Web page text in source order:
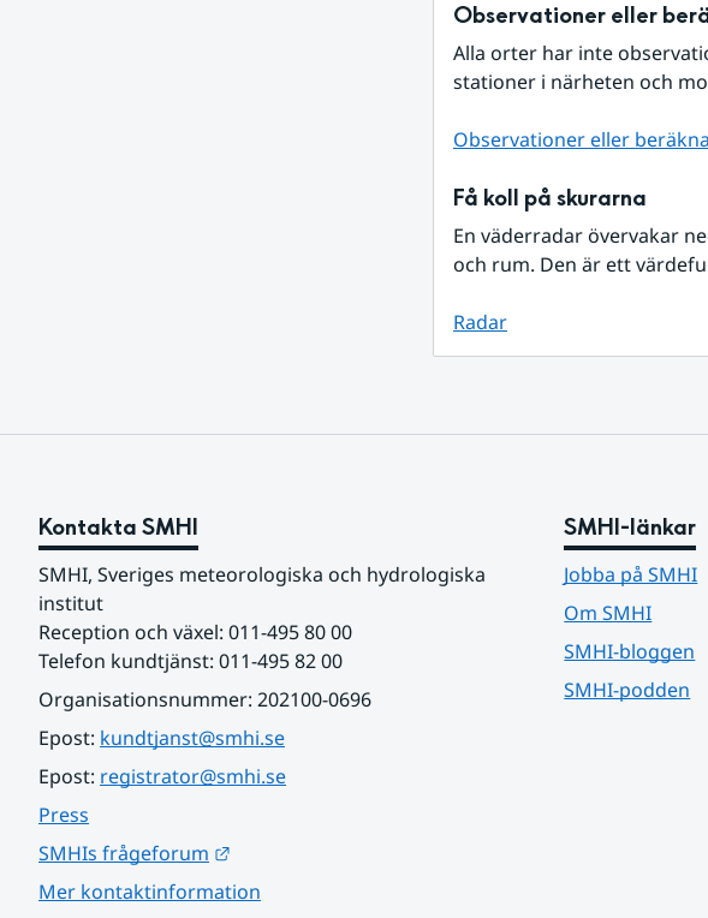
Observationer eller
Alla orter har inte
stationer i närheten och
Observationer eller
Få koll på skurarna
En väderradar övervakar
och rum. Den är ett
Radar
Kontakta SMHI
SMHI, Sveriges meteorologiska och hydrologiska
institut
Reception och växel: 011-495 80 00
Telefon kundtjänst: 011-495 82 00
Organisationsnummer: 202100-0696
Epost: kundtjanst@smhi.se
Epost: registrator@smhi.se
Press
SMHIs frågeforum
Mer kontaktinformation
SMHI-länkar
Jobba på SMHI
Om SMHI
SMHI-bloggen
SMHI-podden